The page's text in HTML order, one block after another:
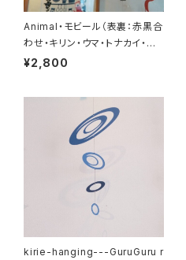
Animal・モビール（表裏：赤黒合
わせ・キリン・ウマ・トナカイ・ラ
クダ・ロバ）
¥2,800
kirie-hanging---GuruGuru r